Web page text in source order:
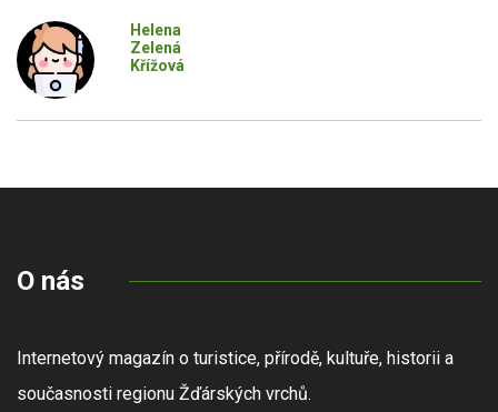
Helena
Zelená
Křížová
O nás
Internetový magazín o turistice, přírodě, kultuře, historii a
současnosti regionu Žďárských vrchů.